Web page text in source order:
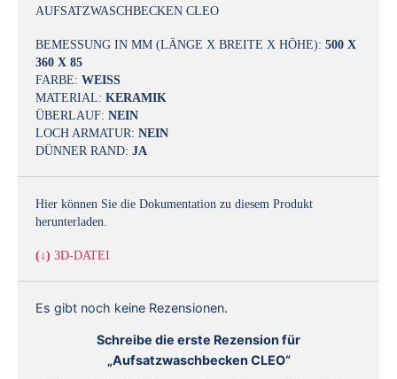
AUFSATZWASCHBECKEN CLEO
BEMESSUNG IN MM (LÄNGE X BREITE X HÖHE): 500 X
360 X 85
FARBE: WEISS
MATERIAL: KERAMIK
ÜBERLAUF: NEIN
LOCH ARMATUR: NEIN
DÜNNER RAND: JA
Hier können Sie die Dokumentation zu diesem Produkt
herunterladen.
(↓) 3D-DATEI
Es gibt noch keine Rezensionen.
Schreibe die erste Rezension für
„Aufsatzwaschbecken CLEO“